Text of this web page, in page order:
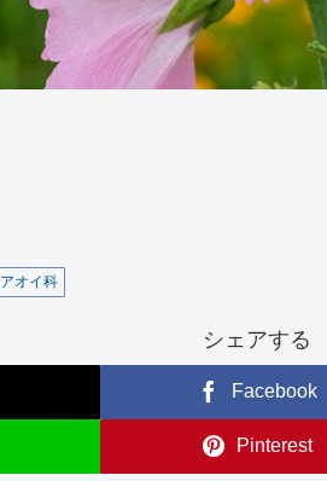
アオイ科
シェアする
Facebook
Pinterest